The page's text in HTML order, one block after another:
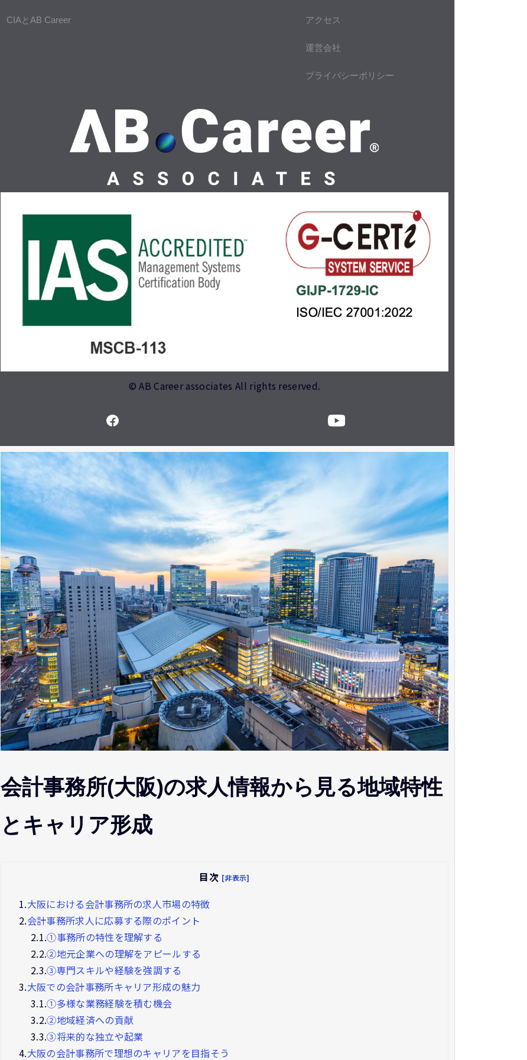
CIAとAB Career アクセス
運営会社
プライバシーポリシー
© AB Career associates All rights reserved.
会計事務所(大阪)の求人情報から見る地域特性
とキャリア形成
目次 [非表示]
1.大阪における会計事務所の求人市場の特徴
2.会計事務所求人に応募する際のポイント
2.1.①事務所の特性を理解する
2.2.②地元企業への理解をアピールする
2.3.③専門スキルや経験を強調する
3.大阪での会計事務所キャリア形成の魅力
3.1.①多様な業務経験を積む機会
3.2.②地域経済への貢献
3.3.③将来的な独立や起業
4.大阪の会計事務所で理想のキャリアを目指そう